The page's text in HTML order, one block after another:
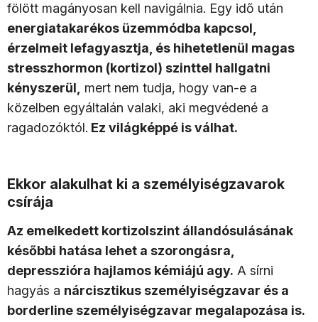
fölött magányosan kell navigálnia. Egy idő után
energiatakarékos üzemmódba kapcsol,
érzelmeit lefagyasztja, és hihetetlenül magas
stresszhormon (kortizol) szinttel hallgatni
kényszerül,
mert nem tudja, hogy van-e a
közelben egyáltalán valaki, aki megvédené a
ragadozóktól. Ez világképpé is válhat.
Ekkor alakulhat ki a személyiségzavarok
csírája
Az emelkedett kortizolszint állandósulásának
későbbi hatása lehet a szorongásra,
depresszióra hajlamos kémiájú agy. A sírni
hagyás a nárcisztikus személyiségzavar és a
borderline személyiségzavar megalapozása is.